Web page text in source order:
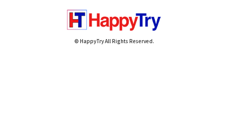
© HappyTry All Rights Reserved.